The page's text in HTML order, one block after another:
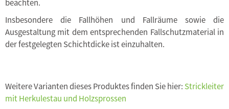
beachten.
Insbesondere die Fallhöhen und Fallräume sowie die
Ausgestaltung mit dem entsprechenden Fallschutzmaterial in
der festgelegten Schichtdicke ist einzuhalten.
Weitere Varianten dieses Produktes finden Sie hier: Strickleiter
mit Herkulestau und Holzsprossen